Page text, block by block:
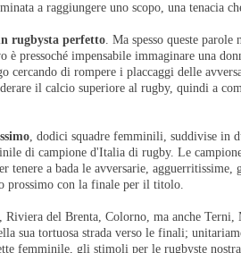
a raggiungere uno scopo, una tenacia
rugbysta perfetto. Ma spesso queste
pressoché impensabile immaginare una
cercando di rompere i placcaggi delle
il calcio superiore al rugby, quindi a
, dodici squadre femminili, suddivise in
di campione d'Italia di rugby. Le
tenere a bada le avversarie,
prossimo con la finale per il titolo.
Riviera del Brenta, Colorno, ma anche
sua tortuosa strada verso le finali;
femminile, gli stimoli per le rugbyste